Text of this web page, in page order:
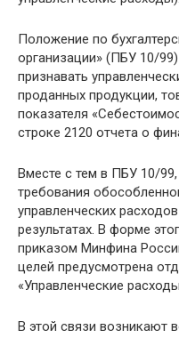
Положение по
организации» (ПБУ 10/
признавать
проданных продукции,
показателя
строке 2120 отчета о
Вместе с тем в ПБУ 10/
требования
управленческих
результатах. В форме
приказом Минфина
целей предусмотрена
«Управленческие
В этой связи возникают